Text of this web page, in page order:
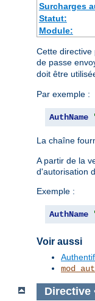
Surcharges
Statut:
Module:
Cette
de passe
doit être
Par exemple :
AuthName
La chaîne
A partir de la
d'autorisation
Exemple :
AuthName
Voir aussi
Directive